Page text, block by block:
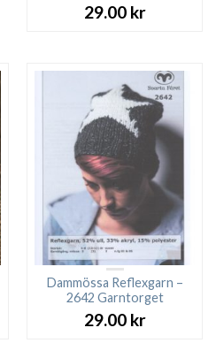
29.00 kr
Dammössa Reflexgarn –
2642 Garntorget
29.00 kr